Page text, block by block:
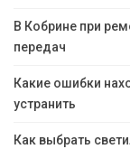
В Кобрине при
передач
Какие ошибки
устранить
Как выбрать